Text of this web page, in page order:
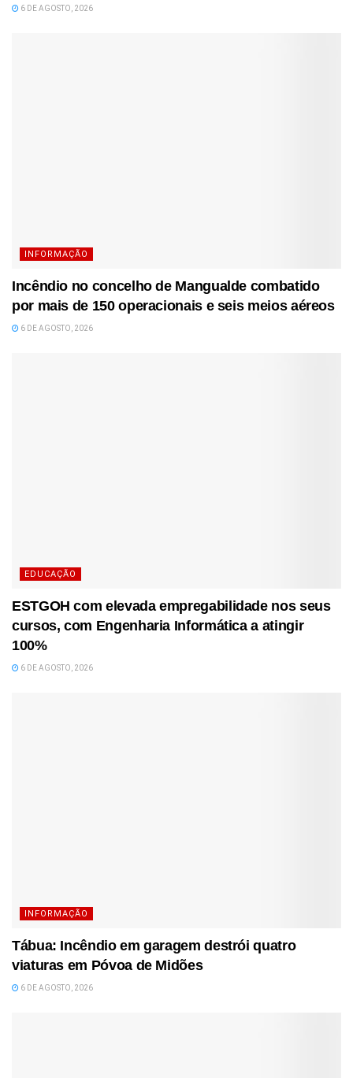
6 DE AGOSTO, 2026
INFORMAÇÃO
Incêndio no concelho de Mangualde combatido
por mais de 150 operacionais e seis meios aéreos
6 DE AGOSTO, 2026
EDUCAÇÃO
ESTGOH com elevada empregabilidade nos seus
cursos, com Engenharia Informática a atingir
100%
6 DE AGOSTO, 2026
INFORMAÇÃO
Tábua: Incêndio em garagem destrói quatro
viaturas em Póvoa de Midões
6 DE AGOSTO, 2026